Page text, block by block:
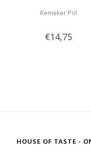
Remeker Pril
€14,75
HOUSE OF TASTE -